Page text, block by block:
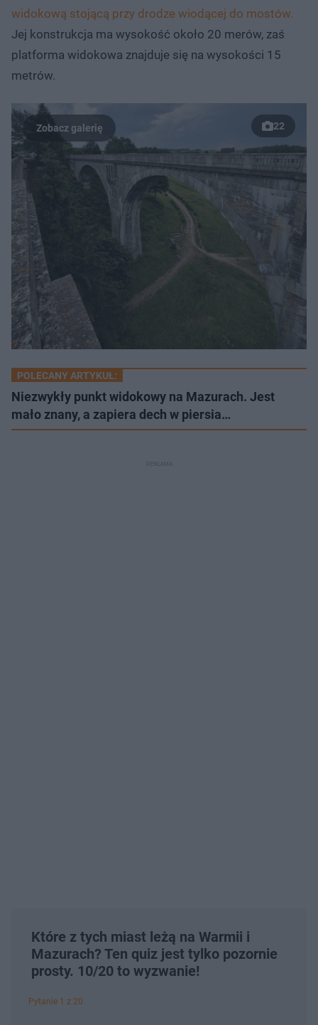
widokową stojącą przy drodze wiodącej do mostów.
Jej konstrukcja ma wysokość około 20 merów, zaś
platforma widokowa znajduje się na wysokości 15
metrów.
22
POLECANY ARTYKUŁ:
Niezwykły punkt widokowy na Mazurach. Jest
mało znany, a zapiera dech w piersia…
Które z tych miast leżą na Warmii i
Mazurach? Ten quiz jest tylko pozornie
prosty. 10/20 to wyzwanie!
Pytanie 1 z 20